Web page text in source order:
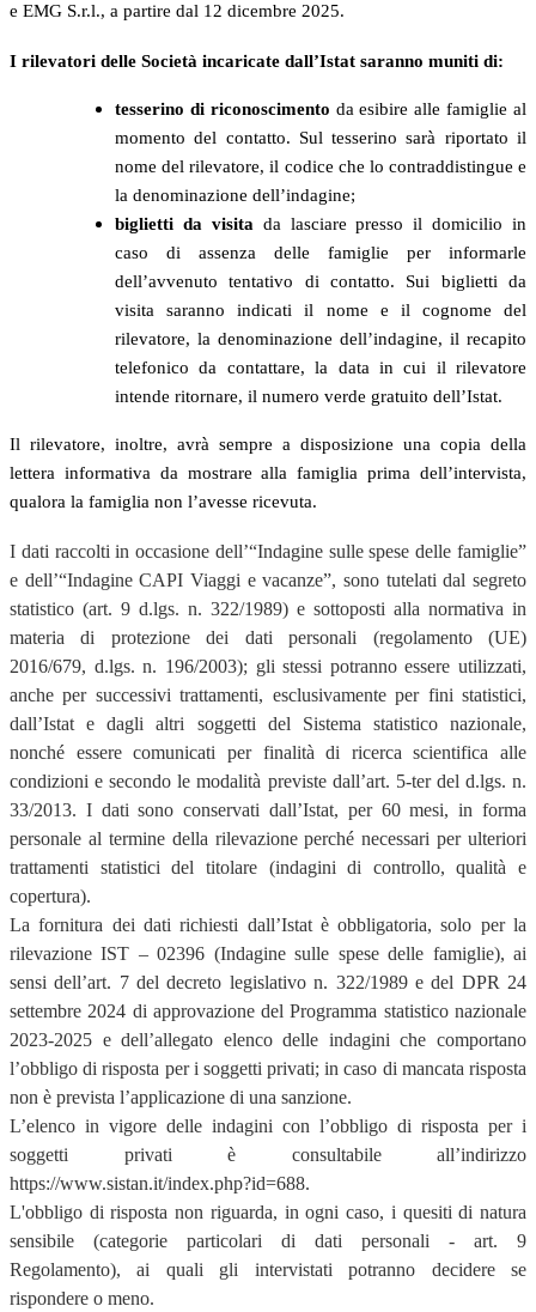
e EMG S.r.l., a partire dal 12 dicembre 2025.
I rilevatori delle Società incaricate dall’Istat saranno muniti di:
tesserino di riconoscimento da esibire alle famiglie al
momento del contatto. Sul tesserino sarà riportato il
nome del rilevatore, il codice che lo contraddistingue e
la denominazione dell’indagine;
biglietti da visita da lasciare presso il domicilio in
caso di assenza delle famiglie per informarle
dell’avvenuto tentativo di contatto. Sui biglietti da
visita saranno indicati il nome e il cognome del
rilevatore, la denominazione dell’indagine, il recapito
telefonico da contattare, la data in cui il rilevatore
intende ritornare, il numero verde gratuito dell’Istat.
Il rilevatore, inoltre, avrà sempre a disposizione una copia della
lettera informativa da mostrare alla famiglia prima dell’intervista,
qualora la famiglia non l’avesse ricevuta.
I dati raccolti in occasione dell’“Indagine sulle spese delle famiglie”
e dell’“Indagine CAPI Viaggi e vacanze”, sono tutelati dal segreto
statistico (art. 9 d.lgs. n. 322/1989) e sottoposti alla normativa in
materia di protezione dei dati personali (regolamento (UE)
2016/679, d.lgs. n. 196/2003); gli stessi potranno essere utilizzati,
anche per successivi trattamenti, esclusivamente per fini statistici,
dall’Istat e dagli altri soggetti del Sistema statistico nazionale,
nonché essere comunicati per finalità di ricerca scientifica alle
condizioni e secondo le modalità previste dall’art. 5-ter del d.lgs. n.
33/2013. I dati sono conservati dall’Istat, per 60 mesi, in forma
personale al termine della rilevazione perché necessari per ulteriori
trattamenti statistici del titolare (indagini di controllo, qualità e
copertura).
La fornitura dei dati richiesti dall’Istat è obbligatoria, solo per la
rilevazione IST – 02396 (Indagine sulle spese delle famiglie), ai
sensi dell’art. 7 del decreto legislativo n. 322/1989 e del DPR 24
settembre 2024 di approvazione del Programma statistico nazionale
2023-2025 e dell’allegato elenco delle indagini che comportano
l’obbligo di risposta per i soggetti privati; in caso di mancata risposta
non è prevista l’applicazione di una sanzione.
L’elenco in vigore delle indagini con l’obbligo di risposta per i
soggetti privati è consultabile all’indirizzo
https://www.sistan.it/index.php?id=688.
L'obbligo di risposta non riguarda, in ogni caso, i quesiti di natura
sensibile (categorie particolari di dati personali - art. 9
Regolamento), ai quali gli intervistati potranno decidere se
rispondere o meno.